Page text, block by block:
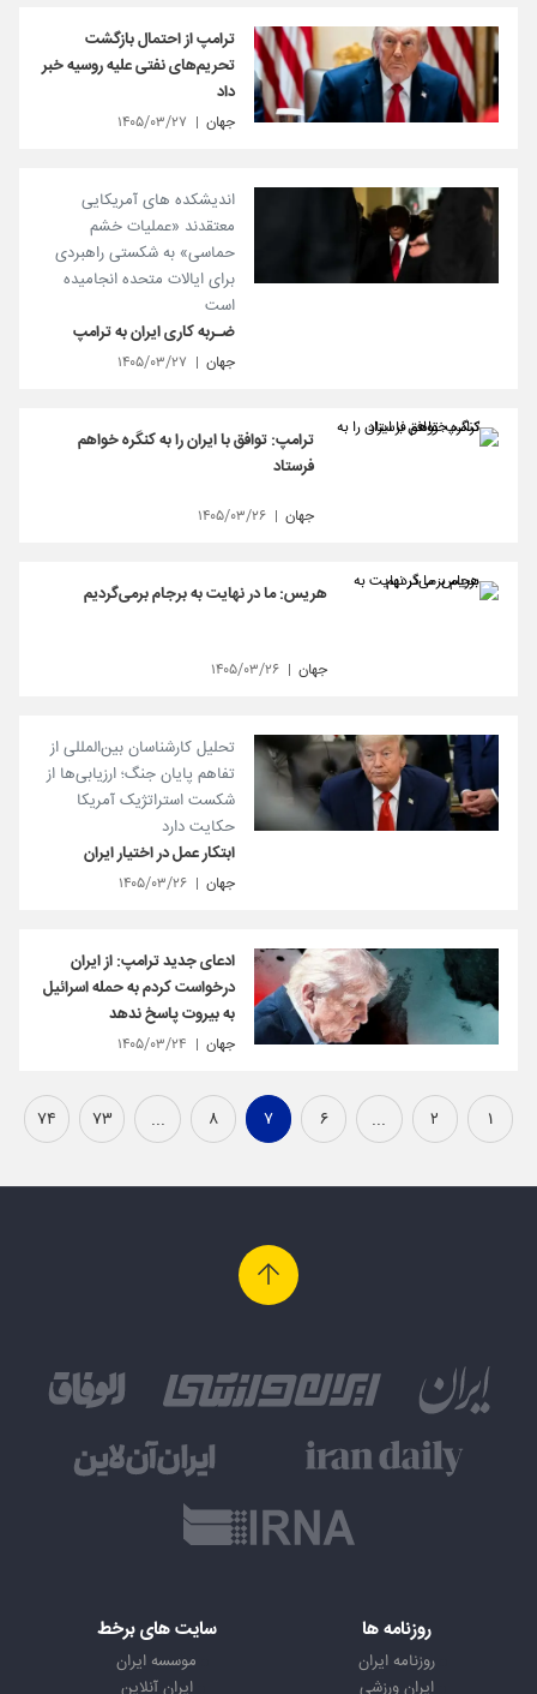
ترامپ از احتمال بازگشت
تحریم‌های نفتی علیه روسیه خبر
داد
جهان ۱۴۰۵/۰۳/۲۷
اندیشکده های آمریکایی
معتقدند «عملیات خشم
حماسی» به شکستی راهبردی
برای ایالات متحده انجامیده
است
ضـربه کاری ایران به ترامپ
جهان ۱۴۰۵/۰۳/۲۷
ترامپ: توافق با ایران را به کنگره خواهم
فرستاد
جهان ۱۴۰۵/۰۳/۲۶
هریس: ما در نهایت به برجام برمی‌گردیم
جهان ۱۴۰۵/۰۳/۲۶
تحلیل کارشناسان بین‌المللی از
تفاهم پایان جنگ؛ ارزیابی‌ها از
شکست استراتژیک آمریکا
حکایت دارد
ابتکار عمل در اختیار ایران
جهان ۱۴۰۵/۰۳/۲۶
ادعای جدید ترامپ: از ایران
درخواست کردم به حمله اسرائیل
به بیروت پاسخ ندهد
جهان ۱۴۰۵/۰۳/۲۴
۱ ۲ ... ۶ ۷ ۸ ... ۷۳ ۷۴
روزنامه ها
روزنامه ایران
ایران ورزشی
سایت های برخط
موسسه ایران
ایران آنلاین